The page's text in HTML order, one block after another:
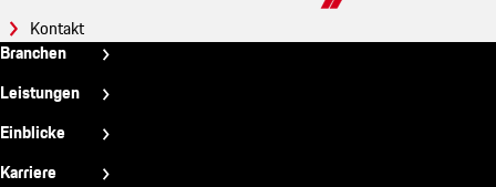
Kontakt
N2
-
Footer
Branchen
Automobilindustrie
Energiewirtschaft
Industriegüter
Leistungen
Strategie & Organisation
Einblicke
News & Trends
Karriere